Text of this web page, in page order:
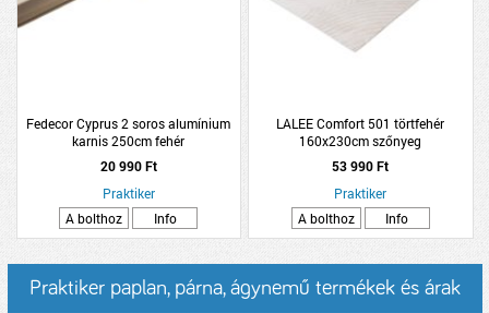
Fedecor Cyprus 2 soros alumínium
karnis 250cm fehér
20 990 Ft
Praktiker
A bolthoz
Info
LALEE Comfort 501 törtfehér
160x230cm szőnyeg
53 990 Ft
Praktiker
A bolthoz
Info
Praktiker paplan, párna, ágynemű termékek és árak